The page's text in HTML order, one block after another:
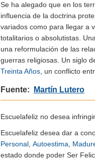
Se ha alegado que en los
influencia de la doctrina
variados como para llegar a
totalitarios o absolutistas.
una reformulación de las
guerras religiosas. Un siglo
Treinta Años, un conflicto
Fuente: Martín Lutero
Escuelafeliz no desea
Escuelafeliz desea dar a
Personal, Autoestima,
estado donde poder Ser